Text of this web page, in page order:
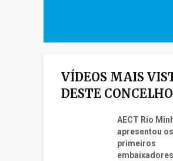
VÍDEOS MAIS
DESTE CONCELHO
AECT Rio
apresentou os
primeiros